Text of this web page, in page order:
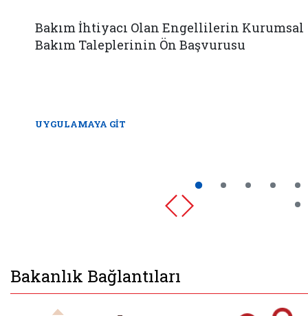
Bakım İhtiyacı Olan Engellilerin Kurumsal
Bakım Taleplerinin Ön Başvurusu
UYGULAMAYA GİT
Bakanlık Bağlantıları